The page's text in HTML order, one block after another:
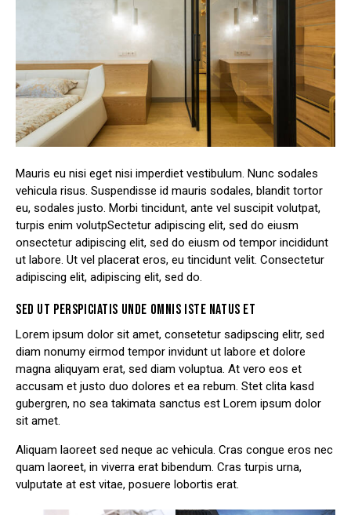
Mauris eu nisi eget nisi imperdiet vestibulum. Nunc sodales
vehicula risus. Suspendisse id mauris sodales, blandit tortor
eu, sodales justo. Morbi tincidunt, ante vel suscipit volutpat,
turpis enim volutpSectetur adipiscing elit, sed do eiusm
onsectetur adipiscing elit, sed do eiusm od tempor incididunt
ut labore. Ut vel placerat eros, eu tincidunt velit. Consectetur
adipiscing elit, adipiscing elit, sed do.
SED UT PERSPICIATIS UNDE OMNIS ISTE NATUS ET
Lorem ipsum dolor sit amet, consetetur sadipscing elitr, sed
diam nonumy eirmod tempor invidunt ut labore et dolore
magna aliquyam erat, sed diam voluptua. At vero eos et
accusam et justo duo dolores et ea rebum. Stet clita kasd
gubergren, no sea takimata sanctus est Lorem ipsum dolor
sit amet.
Aliquam laoreet sed neque ac vehicula. Cras congue eros nec
quam laoreet, in viverra erat bibendum. Cras turpis urna,
vulputate at est vitae, posuere lobortis erat.